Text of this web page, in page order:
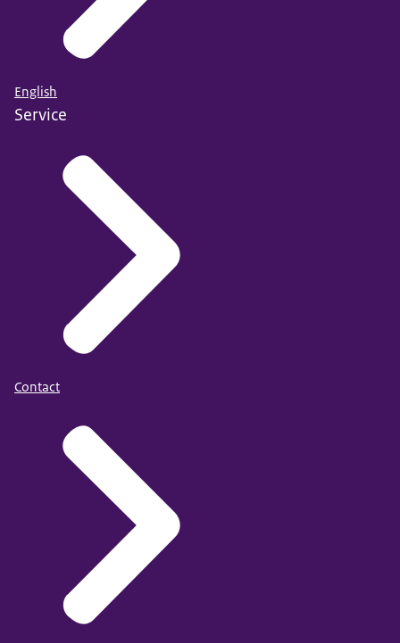
English
Service
Contact